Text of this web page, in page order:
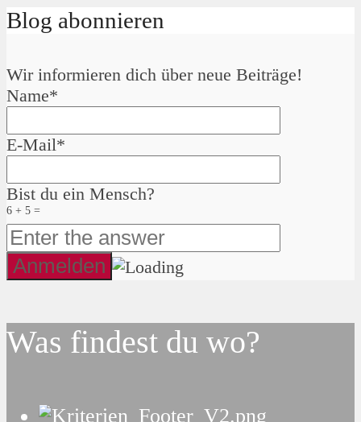
Blog abonnieren
Wir informieren dich über neue Beiträge!
Name*
E-Mail*
Bist du ein Mensch?
6 + 5 =
Was findest du wo?